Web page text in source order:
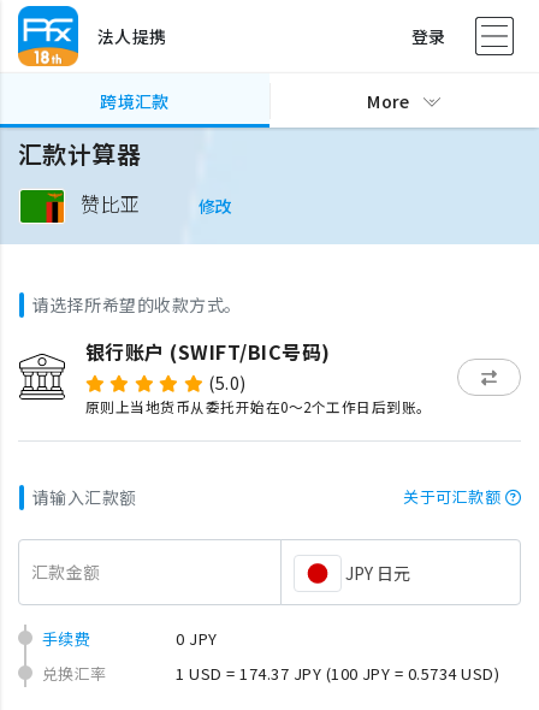
法人提携 登录
跨境汇款 More
汇款计算器
赞比亚 修改
请选择所希望的收款方式。
银行账户 (SWIFT/BIC号码)
(5.0)
原则上当地货币从委托开始在0～2个工作日后到账。
请输入汇款额 关于可汇款额
汇款金额 JPY 日元
手续费
0 JPY
兑换汇率
1 USD = 174.37 JPY (100 JPY = 0.5734 USD)